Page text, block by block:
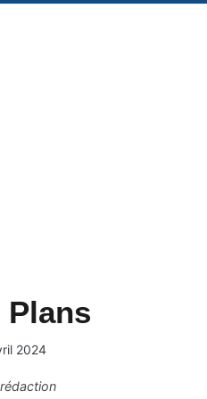
Plans
2024